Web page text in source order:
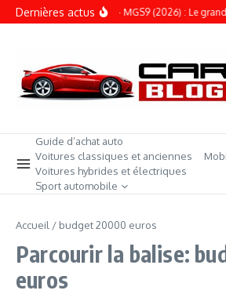
Aller au contenu
Dernières actusESSAI – MGS9 (2026) : Le
Guide d’achat auto
Voitures classiques et anciennes
Voitures hybrides et électriques
Sport automobile
Accueil / budget 20000 euros
Parcourir la balise:
euros